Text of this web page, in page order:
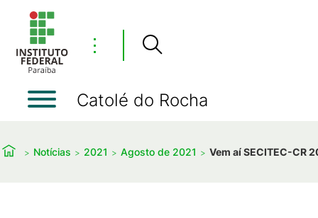
⋮
Catolé do Rocha
Notícias 2021 Agosto de 2021 Vem aí SECITEC-CR